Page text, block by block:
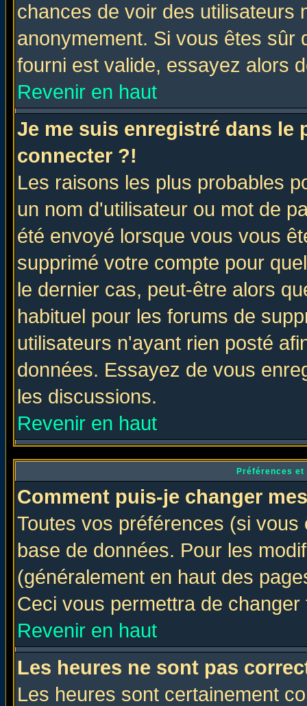
chances de voir des utilisateurs
anonymement. Si vous êtes sûr
fourni est valide, essayez alors
Revenir en haut
Je me suis enregistré dans le
connecter ?!
Les raisons les plus probables
un nom d'utilisateur ou mot de
été envoyé lorsque vous vous
supprimé votre compte pour
le dernier cas, peut-être alors
habituel pour les forums de
utilisateurs n'ayant rien posté
données. Essayez de vous
les discussions.
Revenir en haut
Préférences
Comment puis-je changer
Toutes vos préférences (si
base de données. Pour les
(généralement en haut des
Ceci vous permettra de
Revenir en haut
Les heures ne sont pas
Les heures sont certainement